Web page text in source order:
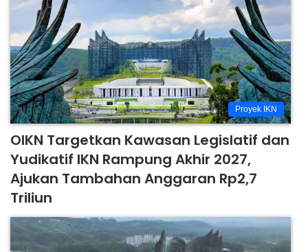
Proyek IKN
OIKN Targetkan Kawasan Legislatif dan
Yudikatif IKN Rampung Akhir 2027,
Ajukan Tambahan Anggaran Rp2,7
Triliun